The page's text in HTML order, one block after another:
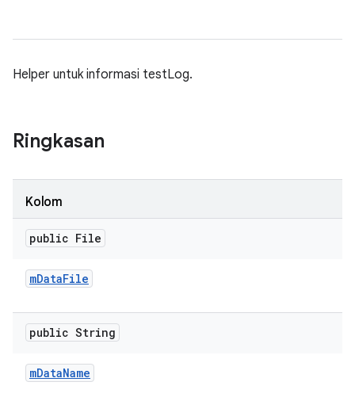
Helper untuk informasi testLog.
Ringkasan
Kolom
public File
mDataFile
public String
mDataName